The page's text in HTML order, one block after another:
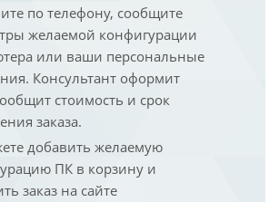
по телефону, сообщите
желаемой конфигурации
или ваши персональные
Консультант оформит
стоимость и срок
заказа.
добавить желаемую
ПК в корзину и
заказ на сайте